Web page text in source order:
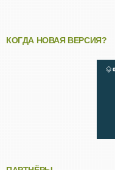
КОГДА НОВАЯ ВЕРСИЯ?